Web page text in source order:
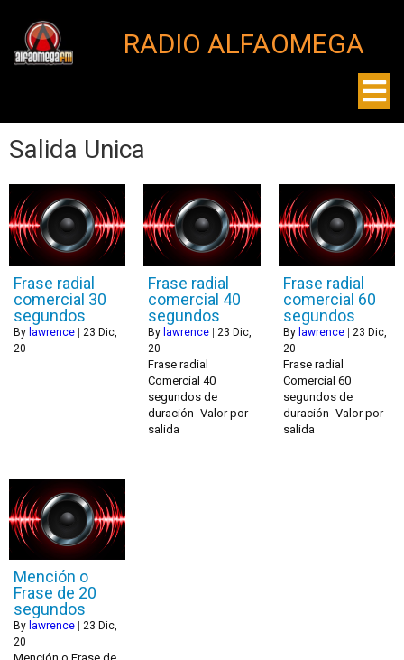
RADIO ALFAOMEGA
Salida Unica
Frase radial
comercial 30
segundos
By lawrence | 23 Dic,
20
Frase radial
comercial 40
segundos
By lawrence | 23 Dic,
20
Frase radial
Comercial 40
segundos de
duración -Valor por
salida
Frase radial
comercial 60
segundos
By lawrence | 23 Dic,
20
Frase radial
Comercial 60
segundos de
duración -Valor por
salida
Mención o
Frase de 20
segundos
By lawrence 23 Dic,
20